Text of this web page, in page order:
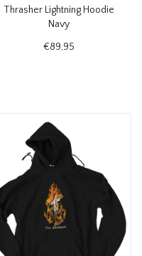
Thrasher Lightning Hoodie
Navy
€89,95